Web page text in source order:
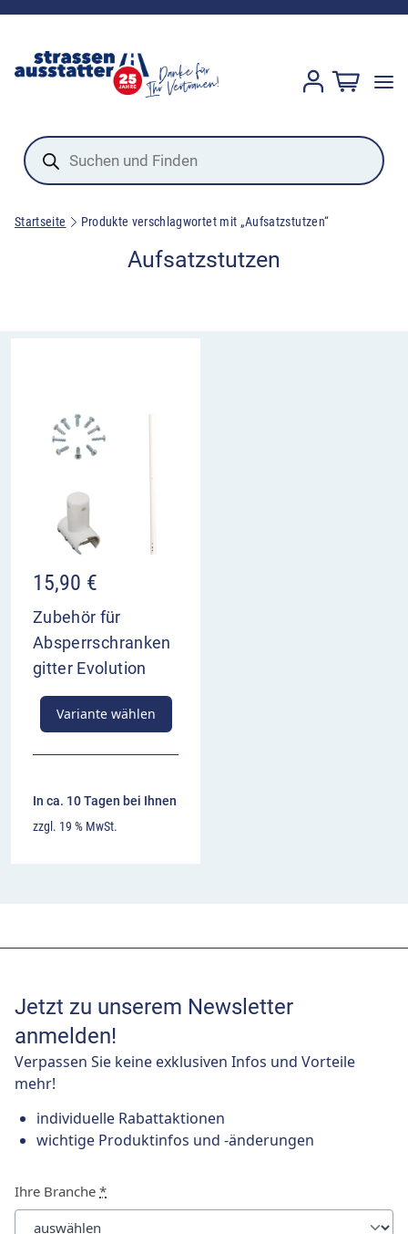
Products
search
Startseite Produkte verschlagwortet mit „Aufsatzstutzen“
Aufsatzstutzen
15,90 €
Zubehör für
Absperrschranken
gitter Evolution
Variante wählen
In ca. 10 Tagen bei Ihnen
zzgl. 19 % MwSt.
Jetzt zu unserem Newsletter
anmelden!
Verpassen Sie keine exklusiven Infos und Vorteile
mehr!
individuelle Rabattaktionen
wichtige Produktinfos und -änderungen
Ihre Branche *